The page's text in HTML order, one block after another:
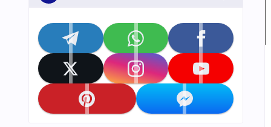
العلامات المرجعية
تابعنا على facebook تابعنا على whatsapp تابعنا على telegram
تابعنا على youtube تابعنا على instagram تابعنا على x
تابعنا على messenger تابعنا على pinterest